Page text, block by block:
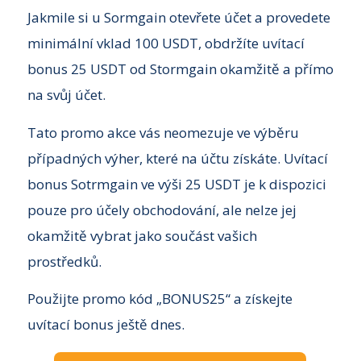
Jakmile si u Sormgain otevřete účet a provedete
minimální vklad 100 USDT, obdržíte uvítací
bonus 25 USDT od Stormgain okamžitě a přímo
na svůj účet.
Tato promo akce vás neomezuje ve výběru
případných výher, které na účtu získáte. Uvítací
bonus Sotrmgain ve výši 25 USDT je k dispozici
pouze pro účely obchodování, ale nelze jej
okamžitě vybrat jako součást vašich
prostředků.
Použijte promo kód „BONUS25“ a získejte
uvítací bonus ještě dnes.